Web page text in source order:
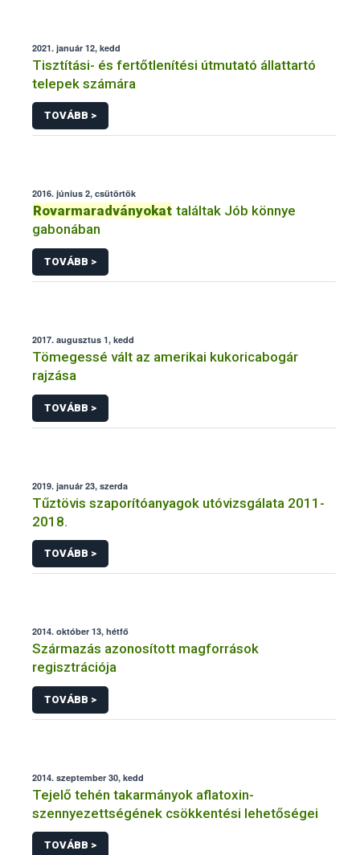
2021. január 12, kedd
Tisztítási- és fertőtlenítési útmutató állattartó
telepek számára
TOVÁBB >
2016. június 2, csütörtök
Rovarmaradványokat találtak Jób könnye
gabonában
TOVÁBB >
2017. augusztus 1, kedd
Tömegessé vált az amerikai kukoricabogár
rajzása
TOVÁBB >
2019. január 23, szerda
Tűztövis szaporítóanyagok utóvizsgálata 2011-
2018.
TOVÁBB >
2014. október 13, hétfő
Származás azonosított magforrások
regisztrációja
TOVÁBB >
2014. szeptember 30, kedd
Tejelő tehén takarmányok aflatoxin-
szennyezettségének csökkentési lehetőségei
TOVÁBB >